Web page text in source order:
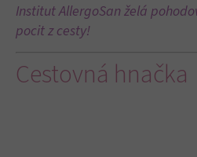
Institut AllergoSan želá
pocit z cesty!
Cestovná hnačka